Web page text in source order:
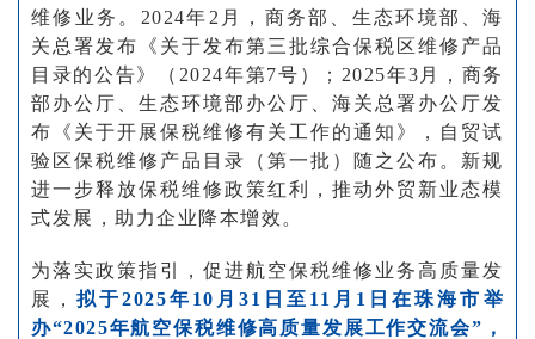
维修业务。2024年2月，商务部、生态环境部、海
关总署发布《关于发布第三批综合保税区维修产品
目录的公告》（2024年第7号）；2025年3月，商务
部办公厅、生态环境部办公厅、海关总署办公厅发
布《关于开展保税维修有关工作的通知》，自贸试
验区保税维修产品目录（第一批）随之公布。新规
进一步释放保税维修政策红利，推动外贸新业态模
式发展，助力企业降本增效。
为落实政策指引，促进航空保税维修业务高质量发
展，拟于2025年10月31日至11月1日在珠海市举
办“2025年航空保税维修高质量发展工作交流会”，